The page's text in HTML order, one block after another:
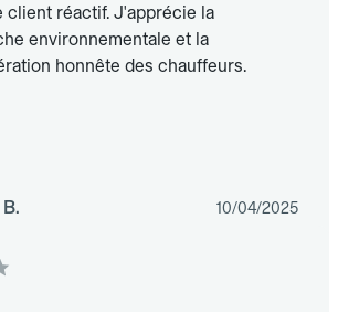
client réactif. J'apprécie la
environnementale et la
honnête des chauffeurs.
10/04/2025